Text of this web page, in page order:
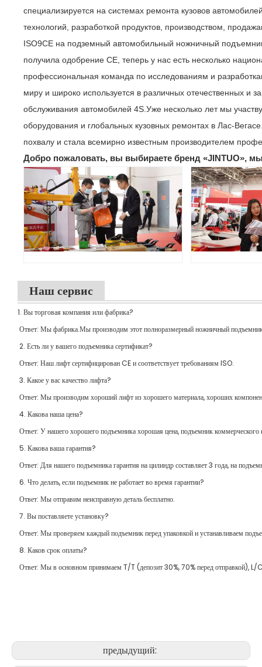
специализируется на системах ремонта кузовов
технологий, разработкой продуктов, производством,
ISO9CE на подземный автомобильный ножничный
получила одобрение CE, теперь у нас есть несколько
профессиональная команда по исследованиям и
миру и широко используется в различных отечественных и
обслуживания автомобилей 4S.Уже несколько лет мы
оборудования и глобальных кузовных ремонтах в Лас-
похвалу и стала всемирно известным производителем
Добро пожаловать, вы выбираете бренд «JINTUO»,
Наш сервис
1. Вы торговая компания или фабрика?
Ответ: Мы фабрика.Мы производим этот полноразмерный ножничный подъемник
2. Есть ли у вашего подъемника сертификат?
Ответ: Наш лифт сертифицирован CE и соответствует требованиям ISO.
3. Какое у вас качество лифта?
Ответ: Мы производим хороший лифт из хорошего материала, хороших
4. Какова наша цена?
Ответ: У нашего хорошего подъемника хорошая цена, подъемник коммерческого
5. Какова ваша гарантия?
Ответ: Для нашего подъемника гарантия на цилиндр составляет 3 года, на
6. Что делать, если подъемник не работает во время гарантии?
Ответ: Мы отправим неисправную деталь бесплатно.
7. Вы поставляете установку?
Ответ: Мы проверяем каждый подъемник перед упаковкой и устанавливаем
8. Каков срок оплаты?
Ответ: Мы в основном принимаем T/T (депозит 30%, 70% перед отправкой), L/
предыдущий: